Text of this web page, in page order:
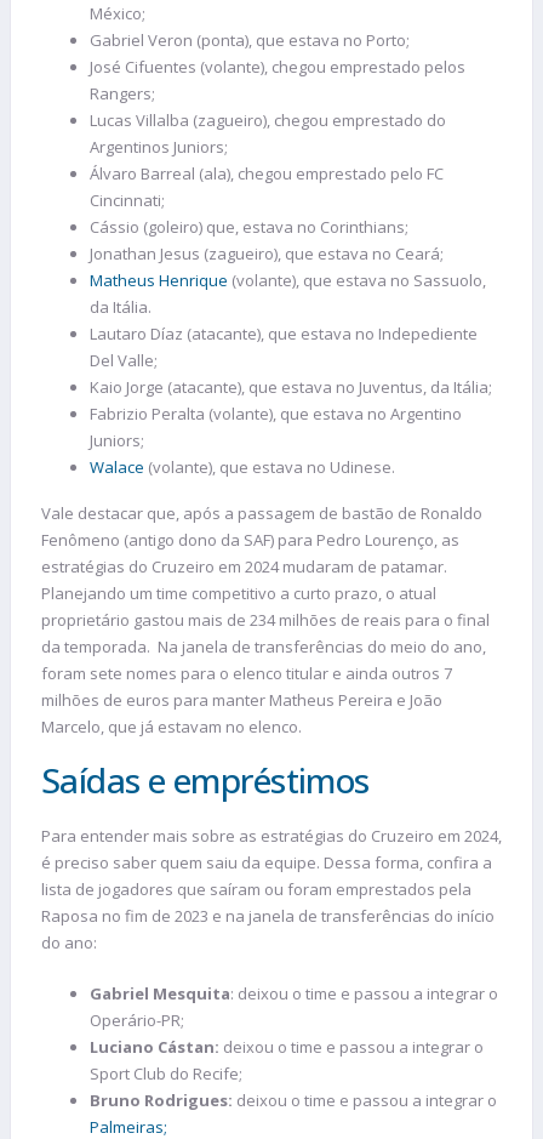
México;
Gabriel Veron (ponta), que estava no Porto;
José Cifuentes (volante), chegou emprestado pelos
Rangers;
Lucas Villalba (zagueiro), chegou emprestado do
Argentinos Juniors;
Álvaro Barreal (ala), chegou emprestado pelo FC
Cincinnati;
Cássio (goleiro) que, estava no Corinthians;
Jonathan Jesus (zagueiro), que estava no Ceará;
Matheus Henrique (volante), que estava no Sassuolo,
da Itália.
Lautaro Díaz (atacante), que estava no Indepediente
Del Valle;
Kaio Jorge (atacante), que estava no Juventus, da Itália;
Fabrizio Peralta (volante), que estava no Argentino
Juniors;
Walace (volante), que estava no Udinese.
Vale destacar que, após a passagem de bastão de Ronaldo
Fenômeno (antigo dono da SAF) para Pedro Lourenço, as
estratégias do Cruzeiro em 2024 mudaram de patamar.
Planejando um time competitivo a curto prazo, o atual
proprietário gastou mais de 234 milhões de reais para o final
da temporada. Na janela de transferências do meio do ano,
foram sete nomes para o elenco titular e ainda outros 7
milhões de euros para manter Matheus Pereira e João
Marcelo, que já estavam no elenco.
Saídas e empréstimos
Para entender mais sobre as estratégias do Cruzeiro em 2024,
é preciso saber quem saiu da equipe. Dessa forma, confira a
lista de jogadores que saíram ou foram emprestados pela
Raposa no fim de 2023 e na janela de transferências do início
do ano:
Gabriel Mesquita: deixou o time e passou a integrar o
Operário-PR;
Luciano Cástan: deixou o time e passou a integrar o
Sport Club do Recife;
Bruno Rodrigues: deixou o time e passou a integrar o
Palmeiras;